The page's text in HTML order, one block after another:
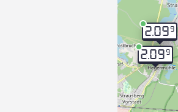
2.099
2.099